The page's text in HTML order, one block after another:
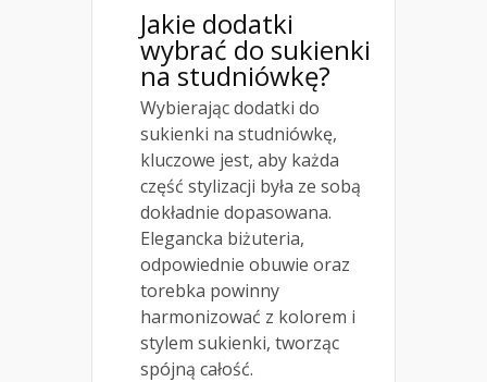
Jakie dodatki
wybrać do sukienki
na studniówkę?
Wybierając dodatki do
sukienki na studniówkę,
kluczowe jest, aby każda
część stylizacji była ze sobą
dokładnie dopasowana.
Elegancka biżuteria,
odpowiednie obuwie oraz
torebka powinny
harmonizować z kolorem i
stylem sukienki, tworząc
spójną całość.